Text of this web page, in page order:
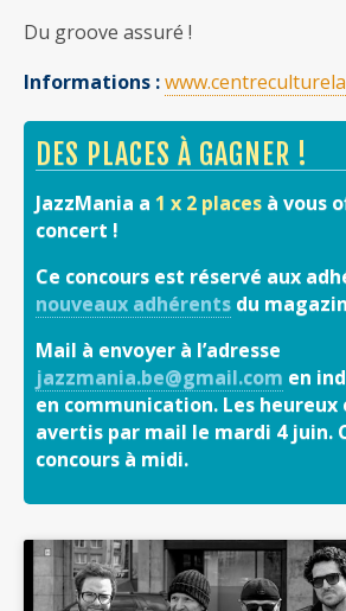
Du groove assuré !
Informations :
DES PLACES À GAGNER !
JazzMania a 1 x 2 places à vous
concert !
Ce concours est réservé aux
nouveaux adhérents du
Mail à envoyer à l’adresse
jazzmania.be@gmail.com en
en communication. Les heureux
avertis par mail le mardi 4 juin.
concours à midi.